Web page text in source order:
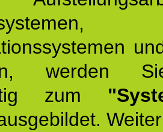
werden
zum